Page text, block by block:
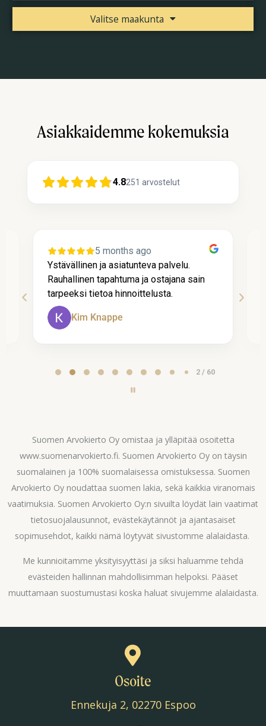
Valitse maakunta
Asiakkaidemme kokemuksia
4.8251 arvostelut
5 months ago
Ystävällinen ja asiatunteva palvelu.
Rauhallinen tapahtuma ja ostajana sain
tarpeeksi tietoa hinnoittelusta.
Kim Knappe
2 / 60
Suomen Arvokierto Oy omistaa ja ylläpitää osoitetta
www.suomenarvokierto.fi. Suomen Arvokierto Oy on täysin
suomalainen ja 100% suomalaisessa omistuksessa. Suomen
Arvokierto Oy noudattaa suomen lakia, sekä kaikkia viranomais
vaatimuksia. Suomen Arvokierto Oy:n sivuilta löydät lain vaatimat
tietosuojalausunnot, evästekäytännöt ja ajantasaiset
sopimusehdot, kaikki nämä löytyvät sivustomme alalaidasta.
Me kunnioitamme yksityisyyttäsi ja siksi haluamme tehdä
evästeiden hallinnan mahdollisimman helpoksi. Pääset
muuttamaan suostumustasi koska haluat sivujemme alalaidasta.
Osoite
Ennekuja 2, 02270 Espoo